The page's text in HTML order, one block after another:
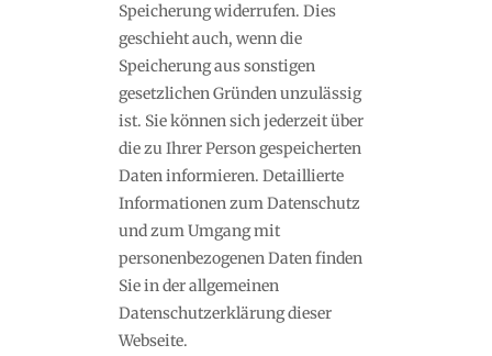
Speicherung widerrufen. Dies
geschieht auch, wenn die
Speicherung aus sonstigen
gesetzlichen Gründen unzulässig
ist. Sie können sich jederzeit über
die zu Ihrer Person gespeicherten
Daten informieren. Detaillierte
Informationen zum Datenschutz
und zum Umgang mit
personenbezogenen Daten finden
Sie in der allgemeinen
Datenschutzerklärung dieser
Webseite.